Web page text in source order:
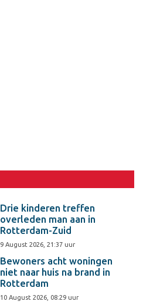
Drie kinderen treffen
overleden man aan in
Rotterdam-Zuid
9 August 2026, 21:37 uur
Bewoners acht woningen
niet naar huis na brand in
Rotterdam
10 August 2026, 08:29 uur